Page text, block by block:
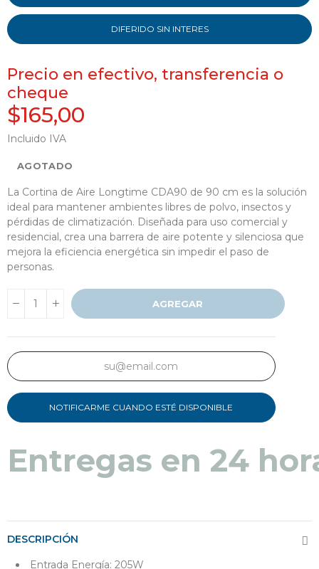
DIFERIDO SIN INTERES
Precio en efectivo, transferencia o
cheque
$165,00
Incluido IVA
AGOTADO
La Cortina de Aire Longtime CDA90 de 90 cm es la solución
ideal para mantener ambientes libres de polvo, insectos y
pérdidas de climatización. Diseñada para uso comercial y
residencial, crea una barrera de aire potente y silenciosa que
mejora la eficiencia energética sin impedir el paso de
personas.
AGREGAR
NOTIFICARME CUANDO ESTÉ DISPONIBLE
Entregas en 24
DESCRIPCIÓN
Entrada Energía: 205W